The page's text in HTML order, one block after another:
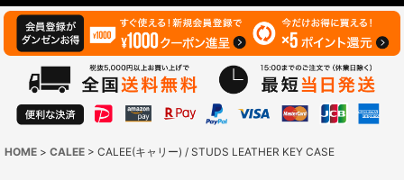
HOME > CALEE > CALEE(キャリー) / STUDS LEATHER KEY CASE